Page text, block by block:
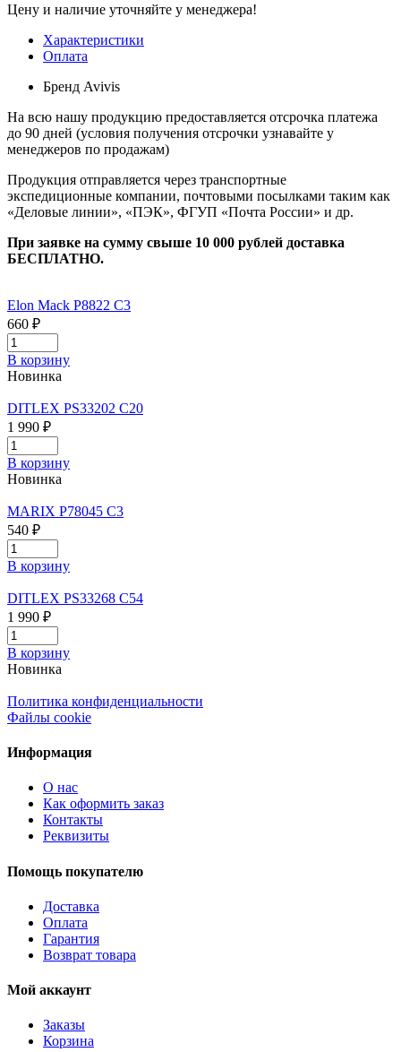
Цену и наличие уточняйте у менеджера!
Характеристики
Оплата
Бренд Avivis
На всю нашу продукцию предоставляется отсрочка платежа
до 90 дней (условия получения отсрочки узнавайте у
менеджеров по продажам)
Продукция отправляется через транспортные
экспедиционные компании, почтовыми посылками таким как
«Деловые линии», «ПЭК», ФГУП «Почта России» и др.
При заявке на сумму свыше 10 000 рублей доставка
БЕСПЛАТНО.
Elon Mack P8822 C3
660 ₽
В корзину
Новинка
DITLEX PS33202 C20
1 990 ₽
В корзину
Новинка
MARIX P78045 C3
540 ₽
В корзину
DITLEX PS33268 C54
1 990 ₽
В корзину
Новинка
Политика конфиденциальности
Файлы cookie
Информация
О нас
Как оформить заказ
Контакты
Реквизиты
Помощь покупателю
Доставка
Оплата
Гарантия
Возврат товара
Мой аккаунт
Заказы
Корзина